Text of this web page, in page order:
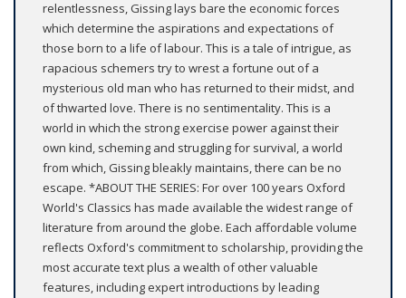
relentlessness, Gissing lays bare the economic forces
which determine the aspirations and expectations of
those born to a life of labour. This is a tale of intrigue, as
rapacious schemers try to wrest a fortune out of a
mysterious old man who has returned to their midst, and
of thwarted love. There is no sentimentality. This is a
world in which the strong exercise power against their
own kind, scheming and struggling for survival, a world
from which, Gissing bleakly maintains, there can be no
escape. *ABOUT THE SERIES: For over 100 years Oxford
World's Classics has made available the widest range of
literature from around the globe. Each affordable volume
reflects Oxford's commitment to scholarship, providing the
most accurate text plus a wealth of other valuable
features, including expert introductions by leading